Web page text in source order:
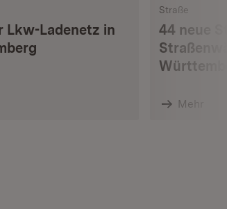
Lkw-Ladenetz in
Straße
44 neue
Mehr